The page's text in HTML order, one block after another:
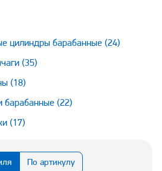
цилиндры барабанные (24)
(35)
(18)
барабанные (22)
(17)
По артикулу